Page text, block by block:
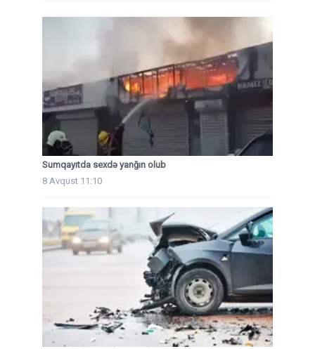
Sumqayıtda sexdə yanğın olub
8 Avqust 11:10